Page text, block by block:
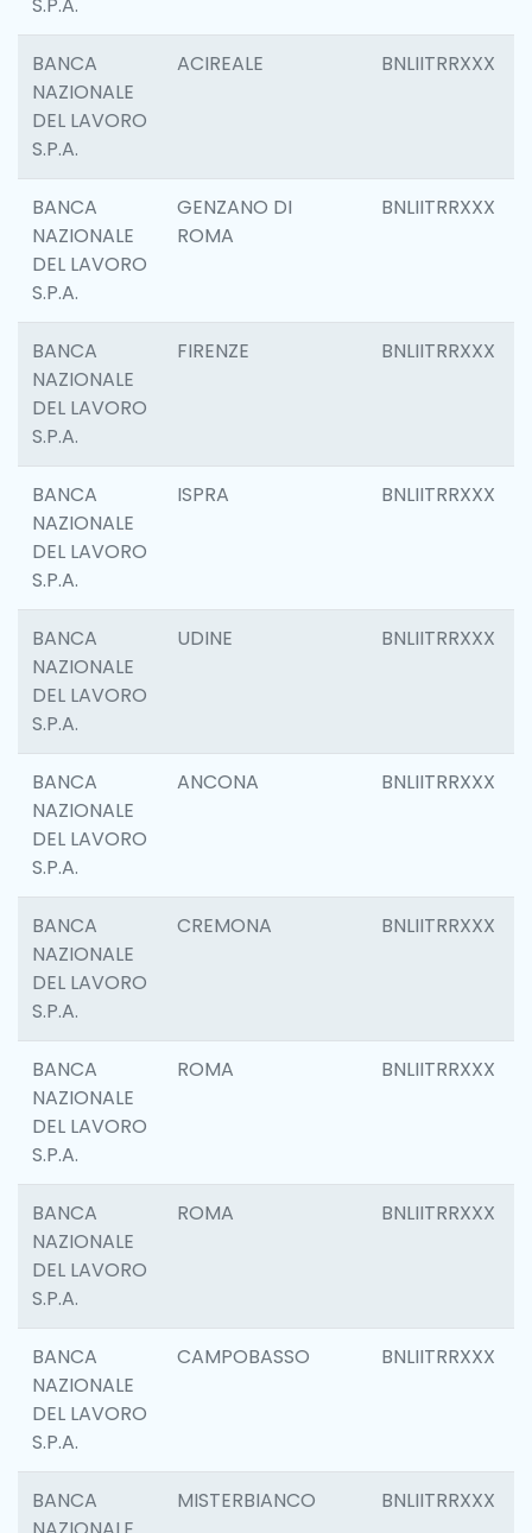
BANCA
NAZIONALE
DEL LAVORO
S.P.A.
ACIREALE BNLIITRRXXX
BANCA
NAZIONALE
DEL LAVORO
S.P.A.
GENZANO DI
ROMA
BNLIITRRXXX
BANCA
NAZIONALE
DEL LAVORO
S.P.A.
FIRENZE BNLIITRRXXX
BANCA
NAZIONALE
DEL LAVORO
S.P.A.
ISPRA BNLIITRRXXX
BANCA
NAZIONALE
DEL LAVORO
S.P.A.
UDINE BNLIITRRXXX
BANCA
NAZIONALE
DEL LAVORO
S.P.A.
ANCONA BNLIITRRXXX
BANCA
NAZIONALE
DEL LAVORO
S.P.A.
CREMONA BNLIITRRXXX
BANCA
NAZIONALE
DEL LAVORO
S.P.A.
ROMA BNLIITRRXXX
BANCA
NAZIONALE
DEL LAVORO
S.P.A.
ROMA BNLIITRRXXX
BANCA
NAZIONALE
DEL LAVORO
S.P.A.
CAMPOBASSO BNLIITRRXXX
BANCA
MISTERBIANCO BNLIITRRXXX